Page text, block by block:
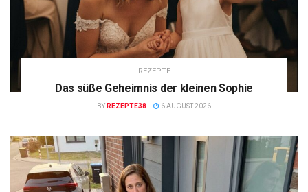
REZEPTE
Das süße Geheimnis der kleinen Sophie
BY REZEPTE38 6 AUGUST 2026